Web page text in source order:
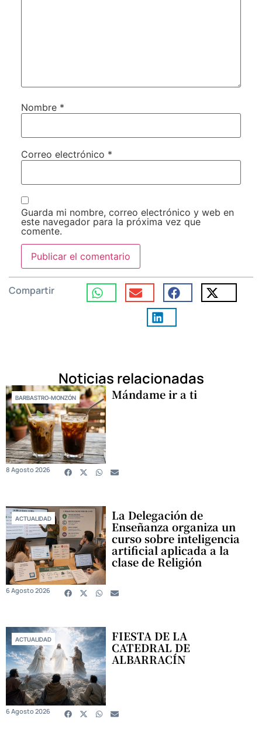
Nombre *
Correo electrónico *
Guarda mi nombre, correo electrónico y web en
este navegador para la próxima vez que
comente.
Compartir
Noticias relacionadas
BARBASTRO-MONZÓN Mándame ir a ti
8 Agosto 2026
ACTUALIDAD La Delegación de
Enseñanza organiza un
curso sobre inteligencia
artificial aplicada a la
clase de Religión
6 Agosto 2026
ACTUALIDAD FIESTA DE LA
CATEDRAL DE
ALBARRACÍN
6 Agosto 2026